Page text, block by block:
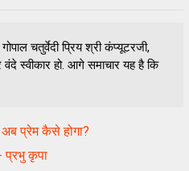
चतुर्वेदी प्रिय श्री कंप्यूटरजी,
वंदे स्वीकार हो. आगे समाचार यह है कि
अब प्रेम कैसे होगा?
प्रभु कृपा